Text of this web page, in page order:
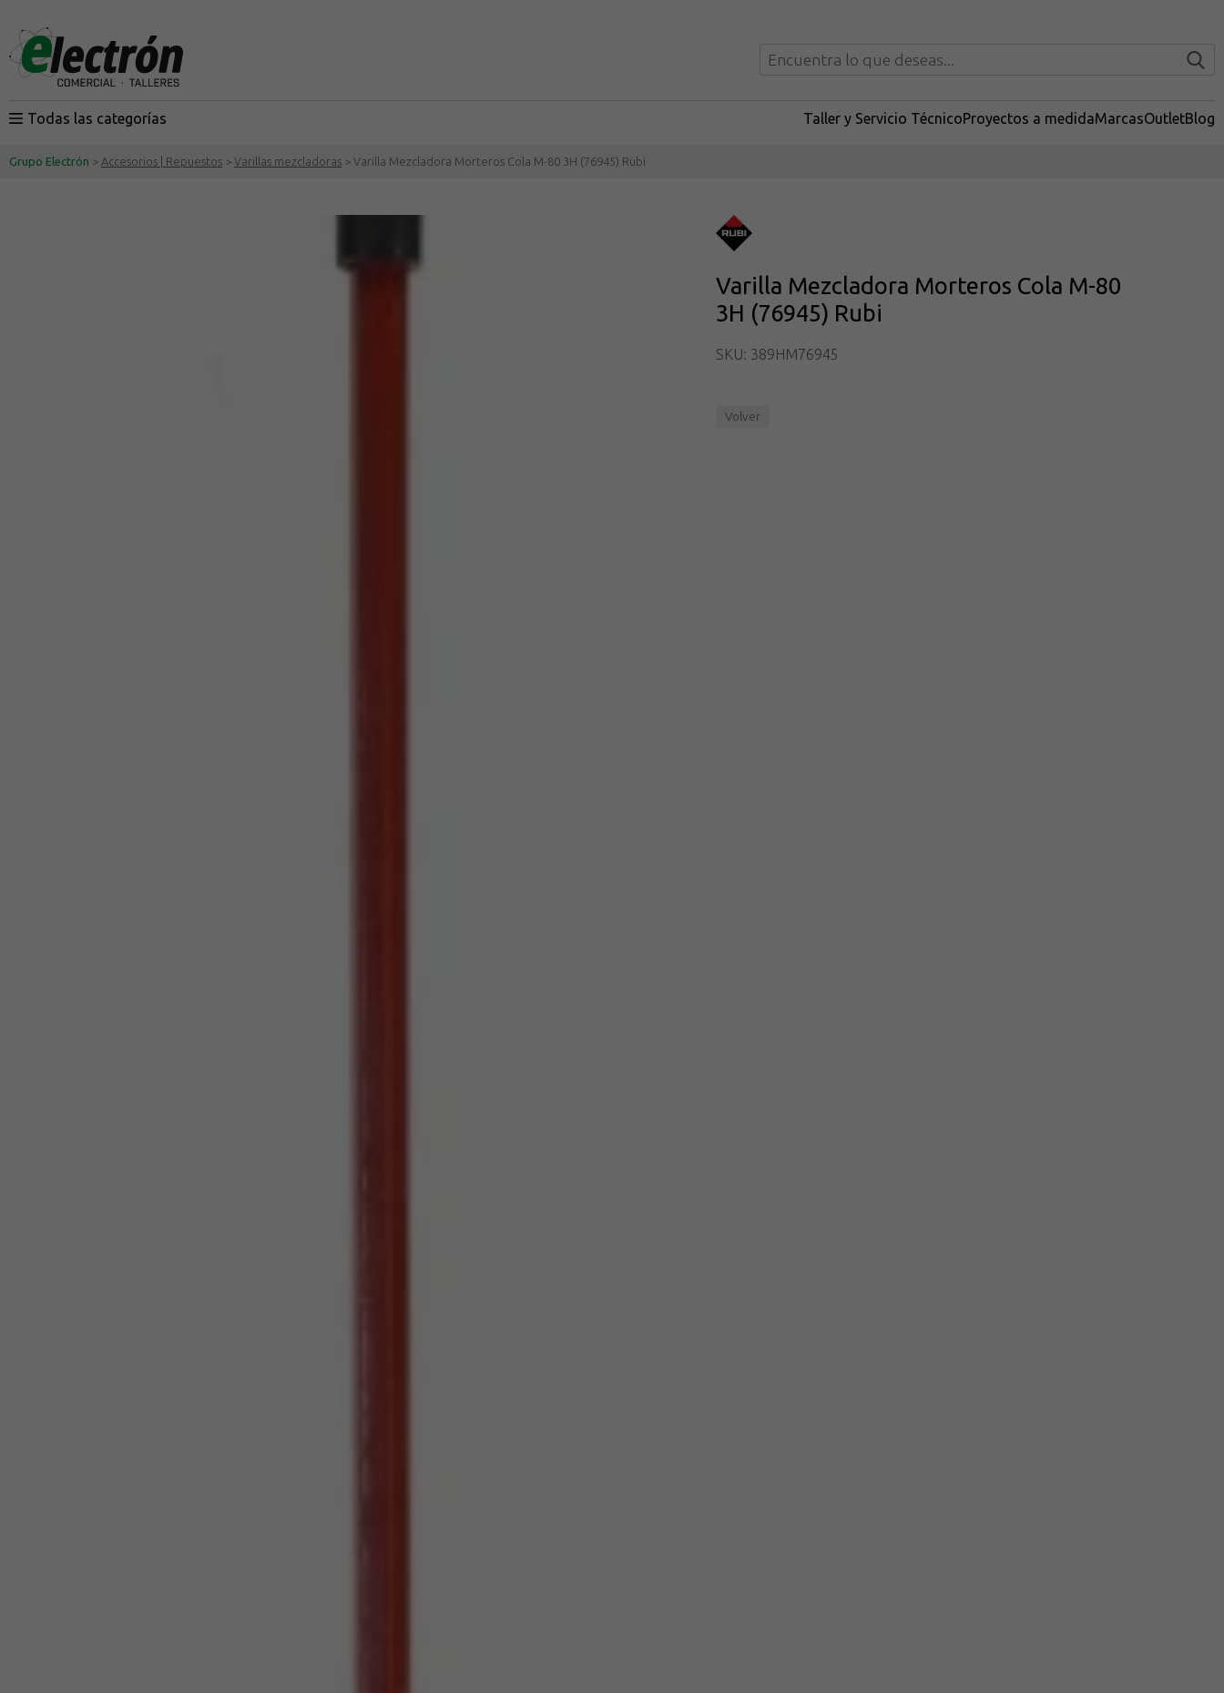
Todas las categorías Taller y Servicio TécnicoProyectos a medidaMarcasOutletBlog
Grupo Electrón > Accesorios | Repuestos > Varillas mezcladoras > Varilla Mezcladora Morteros Cola M-80 3H (76945) Rubi
Varilla Mezcladora Morteros Cola M-80
3H (76945) Rubi
SKU: 389HM76945
Volver